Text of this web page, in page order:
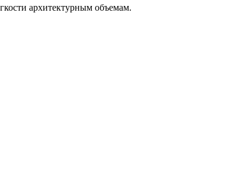
архитектурным объемам.